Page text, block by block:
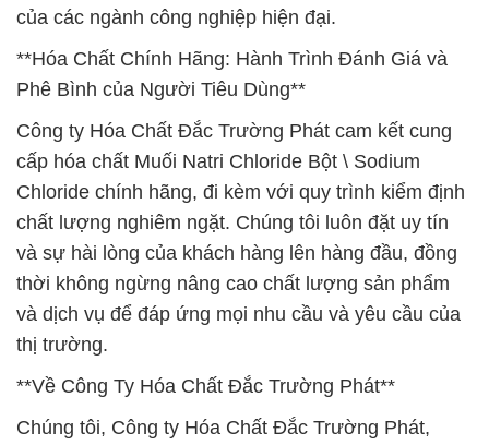
của các ngành công nghiệp hiện đại.
**Hóa Chất Chính Hãng: Hành Trình Đánh Giá và
Phê Bình của Người Tiêu Dùng**
Công ty Hóa Chất Đắc Trường Phát cam kết cung
cấp hóa chất Muối Natri Chloride Bột \ Sodium
Chloride chính hãng, đi kèm với quy trình kiểm định
chất lượng nghiêm ngặt. Chúng tôi luôn đặt uy tín
và sự hài lòng của khách hàng lên hàng đầu, đồng
thời không ngừng nâng cao chất lượng sản phẩm
và dịch vụ để đáp ứng mọi nhu cầu và yêu cầu của
thị trường.
**Về Công Ty Hóa Chất Đắc Trường Phát**
Chúng tôi, Công ty Hóa Chất Đắc Trường Phát,